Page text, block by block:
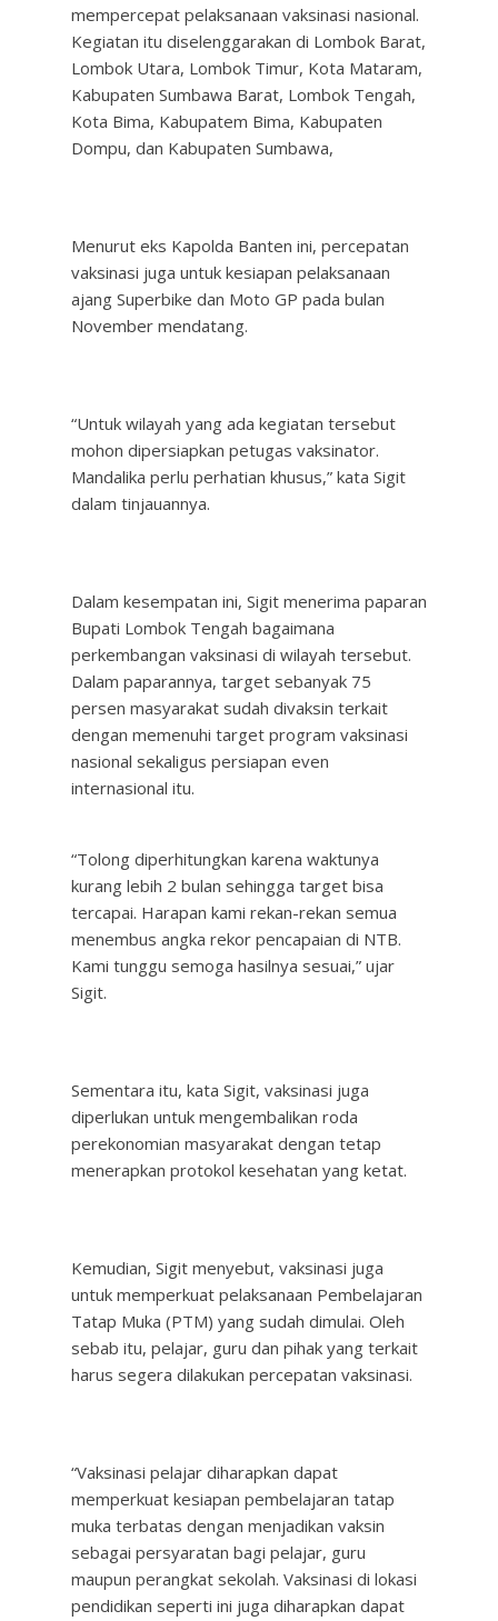
mempercepat pelaksanaan vaksinasi nasional.
Kegiatan itu diselenggarakan di Lombok Barat,
Lombok Utara, Lombok Timur, Kota Mataram,
Kabupaten Sumbawa Barat, Lombok Tengah,
Kota Bima, Kabupatem Bima, Kabupaten
Dompu, dan Kabupaten Sumbawa,
Menurut eks Kapolda Banten ini, percepatan
vaksinasi juga untuk kesiapan pelaksanaan
ajang Superbike dan Moto GP pada bulan
November mendatang.
“Untuk wilayah yang ada kegiatan tersebut
mohon dipersiapkan petugas vaksinator.
Mandalika perlu perhatian khusus,” kata Sigit
dalam tinjauannya.
Dalam kesempatan ini, Sigit menerima paparan
Bupati Lombok Tengah bagaimana
perkembangan vaksinasi di wilayah tersebut.
Dalam paparannya, target sebanyak 75
persen masyarakat sudah divaksin terkait
dengan memenuhi target program vaksinasi
nasional sekaligus persiapan even
internasional itu.
“Tolong diperhitungkan karena waktunya
kurang lebih 2 bulan sehingga target bisa
tercapai. Harapan kami rekan-rekan semua
menembus angka rekor pencapaian di NTB.
Kami tunggu semoga hasilnya sesuai,” ujar
Sigit.
Sementara itu, kata Sigit, vaksinasi juga
diperlukan untuk mengembalikan roda
perekonomian masyarakat dengan tetap
menerapkan protokol kesehatan yang ketat.
Kemudian, Sigit menyebut, vaksinasi juga
untuk memperkuat pelaksanaan Pembelajaran
Tatap Muka (PTM) yang sudah dimulai. Oleh
sebab itu, pelajar, guru dan pihak yang terkait
harus segera dilakukan percepatan vaksinasi.
“Vaksinasi pelajar diharapkan dapat
memperkuat kesiapan pembelajaran tatap
muka terbatas dengan menjadikan vaksin
sebagai persyaratan bagi pelajar, guru
maupun perangkat sekolah. Vaksinasi di lokasi
pendidikan seperti ini juga diharapkan dapat